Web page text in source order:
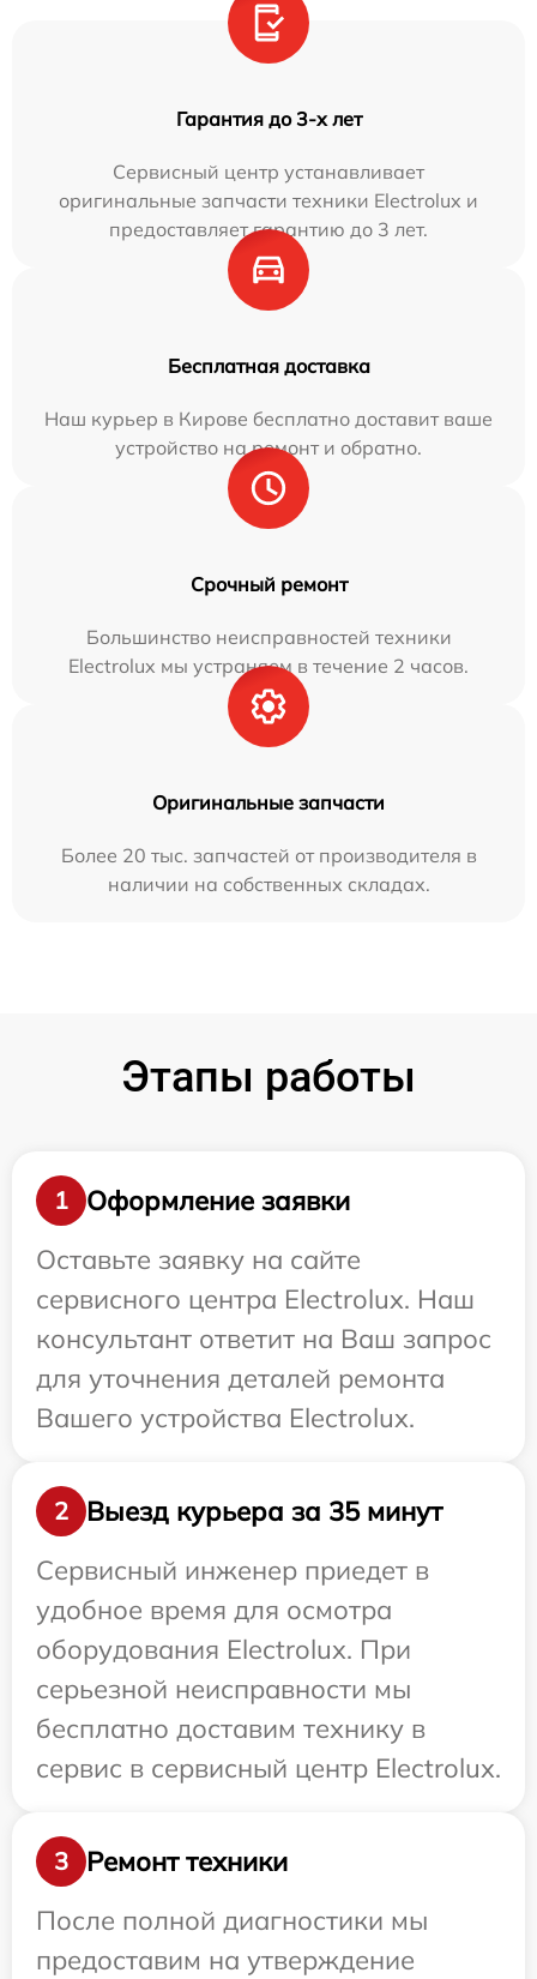
Гарантия до 3-х лет
Сервисный центр устанавливает
оригинальные запчасти техники Electrolux и
предоставляет гарантию до 3 лет.
Бесплатная доставка
Наш курьер в Кирове бесплатно доставит ваше
устройство на ремонт и обратно.
Срочный ремонт
Большинство неисправностей техники
Electrolux мы устраняем в течение 2 часов.
Оригинальные запчасти
Более 20 тыс. запчастей от производителя в
наличии на собственных складах.
Этапы работы
1
Оформление заявки
Оставьте заявку на сайте
сервисного центра Electrolux. Наш
консультант ответит на Ваш запрос
для уточнения деталей ремонта
Вашего устройства Electrolux.
2
Выезд курьера за 35 минут
Сервисный инженер приедет в
удобное время для осмотра
оборудования Electrolux. При
серьезной неисправности мы
бесплатно доставим технику в
сервис в сервисный центр Electrolux.
3
Ремонт техники
После полной диагностики мы
предоставим на утверждение